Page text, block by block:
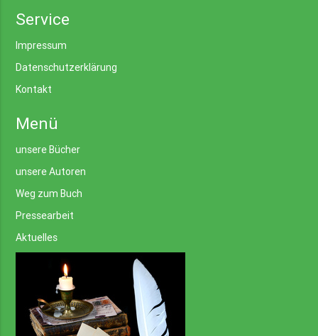
Service
Impressum
Datenschutzerklärung
Kontakt
Menü
unsere Bücher
unsere Autoren
Weg zum Buch
Pressearbeit
Aktuelles